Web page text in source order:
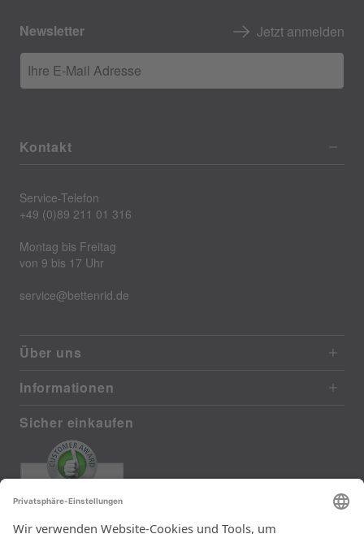
Newsletter Jetzt anmelden
Ihre E-Mail Adresse
Kontakt
Service-Telefon
+49 (0)89 211 01 316
Montag bis Freitag
von 9 bis 17 Uhr
service@bettenrid.de
Über uns
Informationen
Sicher einkaufen
372 reviews from real customers